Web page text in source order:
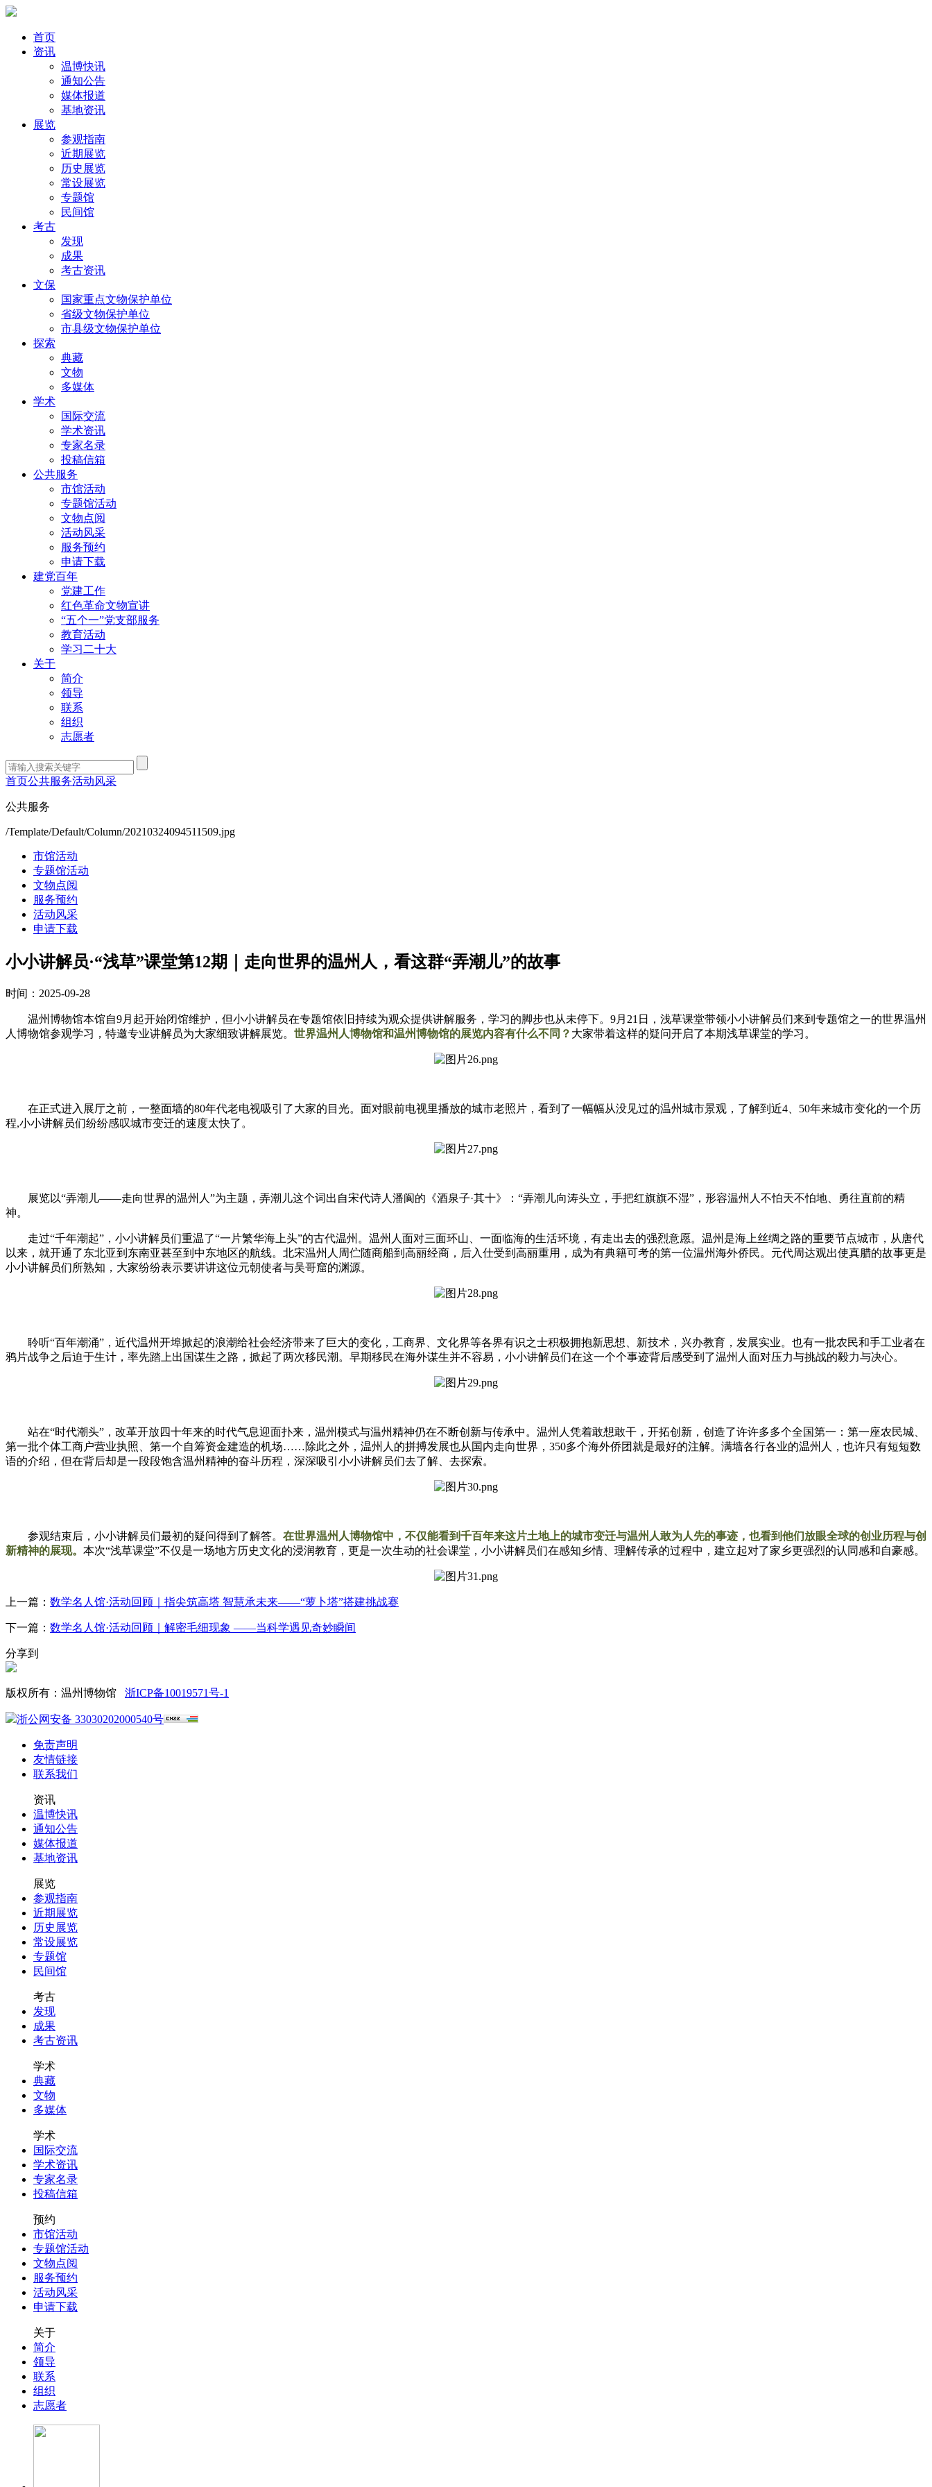
首页
资讯
温博快讯
通知公告
媒体报道
基地资讯
展览
参观指南
近期展览
历史展览
常设展览
专题馆
民间馆
考古
发现
成果
考古资讯
文保
国家重点文物保护单位
省级文物保护单位
市县级文物保护单位
探索
典藏
文物
多媒体
学术
国际交流
学术资讯
专家名录
投稿信箱
公共服务
市馆活动
专题馆活动
文物点阅
活动风采
服务预约
申请下载
建党百年
党建工作
红色革命文物宣讲
“五个一”党支部服务
教育活动
学习二十大
关于
简介
领导
联系
组织
志愿者
首页公共服务活动风采
公共服务
/Template/Default/Column/20210324094511509.jpg
市馆活动
专题馆活动
文物点阅
服务预约
活动风采
申请下载
小小讲解员·“浅草”课堂第12期｜走向世界的温州人，看这群“弄潮儿”的故事
时间：2025-09-28
温州博物馆本馆自9月起开始闭馆维护，但小小讲解员在专题馆依旧持续为观众提供讲解服务，学习的脚步也从未停下。9月21日，浅草课堂带领小小讲解员们来到专题馆之一的世界温州
人博物馆参观学习，特邀专业讲解员为大家细致讲解展览。 世界温州人博物馆和温州博物馆的展览内容有什么不同？ 大家带着这样的疑问开启了本期浅草课堂的学习。
在正式进入展厅之前，一整面墙的80年代老电视吸引了大家的目光。面对眼前电视里播放的城市老照片，看到了一幅幅从没见过的温州城市景观，了解到近4、50年来城市变化的一个历
程,小小讲解员们纷纷感叹城市变迁的速度太快了。
展览以“弄潮儿——走向世界的温州人”为主题，弄潮儿这个词出自宋代诗人潘阆的《酒泉子·其十》：“弄潮儿向涛头立，手把红旗旗不湿”，形容温州人不怕天不怕地、勇往直前的精
神。
走过“千年潮起”，小小讲解员们重温了“一片繁华海上头”的古代温州。温州人面对三面环山、一面临海的生活环境，有走出去的强烈意愿。温州是海上丝绸之路的重要节点城市，从唐代
以来，就开通了东北亚到东南亚甚至到中东地区的航线。北宋温州人周伫随商船到高丽经商，后入仕受到高丽重用，成为有典籍可考的第一位温州海外侨民。元代周达观出使真腊的故事更是
小小讲解员们所熟知，大家纷纷表示要讲讲这位元朝使者与吴哥窟的渊源。
聆听“百年潮涌”，近代温州开埠掀起的浪潮给社会经济带来了巨大的变化，工商界、文化界等各界有识之士积极拥抱新思想、新技术，兴办教育，发展实业。也有一批农民和手工业者在
鸦片战争之后迫于生计，率先踏上出国谋生之路，掀起了两次移民潮。早期移民在海外谋生并不容易，小小讲解员们在这一个个事迹背后感受到了温州人面对压力与挑战的毅力与决心。
站在“时代潮头”，改革开放四十年来的时代气息迎面扑来，温州模式与温州精神仍在不断创新与传承中。温州人凭着敢想敢干，开拓创新，创造了许许多多个全国第一：第一座农民城、
第一批个体工商户营业执照、第一个自筹资金建造的机场……除此之外，温州人的拼搏发展也从国内走向世界，350多个海外侨团就是最好的注解。满墙各行各业的温州人，也许只有短短数
语的介绍，但在背后却是一段段饱含温州精神的奋斗历程，深深吸引小小讲解员们去了解、去探索。
参观结束后，小小讲解员们最初的疑问得到了解答。 在世界温州人博物馆中，不仅能看到千百年来这片土地上的城市变迁与温州人敢为人先的事迹，也看到他们放眼全球的创业历程与创
新精神的展现。 本次“浅草课堂”不仅是一场地方历史文化的浸润教育，更是一次生动的社会课堂，小小讲解员们在感知乡情、理解传承的过程中，建立起对了家乡更强烈的认同感和自豪感。
上一篇： 数学名人馆·活动回顾｜指尖筑高塔 智慧承未来——“萝卜塔”搭建挑战赛
下一篇： 数学名人馆·活动回顾｜解密毛细现象 ——当科学遇见奇妙瞬间
分享到
版权所有：温州博物馆 浙ICP备10019571号-1
浙公网安备 33030202000540号
免责声明
友情链接
联系我们
资讯
温博快讯
通知公告
媒体报道
基地资讯
展览
参观指南
近期展览
历史展览
常设展览
专题馆
民间馆
考古
发现
成果
考古资讯
学术
典藏
文物
多媒体
学术
国际交流
学术资讯
专家名录
投稿信箱
预约
市馆活动
专题馆活动
文物点阅
服务预约
活动风采
申请下载
关于
简介
领导
联系
组织
志愿者